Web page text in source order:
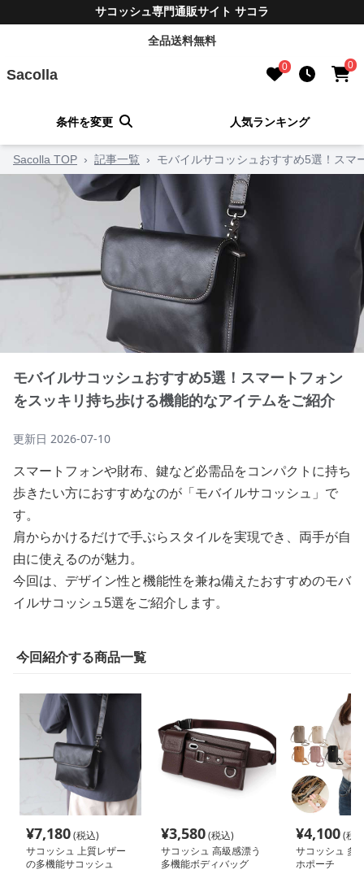
サコッシュ専門通販サイト サコラ
全品送料無料
Sacolla 0 0
条件を変更 人気ランキング
Sacolla TOP › 記事一覧 › モバイルサコッシュおすすめ5選！スマ
モバイルサコッシュおすすめ5選！スマートフォン
をスッキリ持ち歩ける機能的なアイテムをご紹介
更新日 2026-07-10
スマートフォンや財布、鍵など必需品をコンパクトに持ち
歩きたい方におすすめなのが「モバイルサコッシュ」で
す。
肩からかけるだけで手ぶらスタイルを実現でき、両手が自
由に使えるのが魅力。
今回は、デザイン性と機能性を兼ね備えたおすすめのモバ
イルサコッシュ5選をご紹介します。
今回紹介する商品一覧
¥7,180(税込)
サコッシュ 上質レザー
の多機能サコッシュ
¥3,580(税込)
サコッシュ 高級感漂う
多機能ボディバッグ
¥4,100(税
サコッシュ 多
ホポーチ